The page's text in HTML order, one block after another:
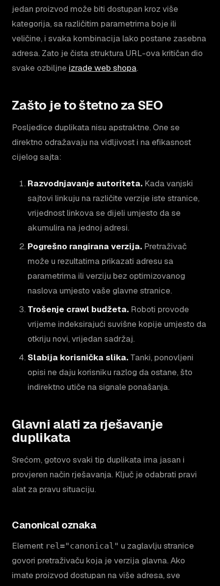
jedan proizvod može biti dostupan kroz više
kategorija, sa različitim parametrima boje ili
veličine, i svaka kombinacija lako postane zasebna
adresa. Zato je čista struktura URL-ova kritičan dio
svake ozbiljne izrade web shopa.
Zašto je to štetno za SEO
Posljedice duplikata nisu apstraktne. One se
direktno odražavaju na vidljivost i na efikasnost
cijelog sajta:
Razvodnjavanje autoriteta. Kada vanjski
sajtovi linkuju na različite verzije iste stranice,
vrijednost linkova se dijeli umjesto da se
akumulira na jednoj adresi.
Pogrešno rangirana verzija. Pretraživač
može u rezultatima prikazati adresu sa
parametrima ili verziju bez optimizovanog
naslova umjesto vaše glavne stranice.
Trošenje crawl budžeta. Roboti provode
vrijeme indeksirajući suvišne kopije umjesto da
otkriju novi, vrijedan sadržaj.
Slabija korisnička slika. Tanki, ponovljeni
opisi ne daju korisniku razlog da ostane, što
indirektno utiče na signale ponašanja.
Glavni alati za rješavanje
duplikata
Srećom, gotovo svaki tip duplikata ima jasan i
provjeren način rješavanja. Ključ je odabrati pravi
alat za pravu situaciju.
Canonical oznaka
Element rel="canonical" u zaglavlju stranice
govori pretraživaču koja je verzija glavna. Ako
imate proizvod dostupan na više adresa, sve